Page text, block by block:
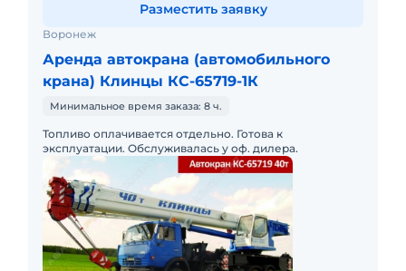
Воронеж
Аренда автокрана (автомобильного
крана) Клинцы КС-65719-1К
Минимальное время заказа: 8 ч.
Топливо оплачивается отдельно. Готова к
эксплуатации. Обслуживалась у оф. дилера.
Разместить заявку